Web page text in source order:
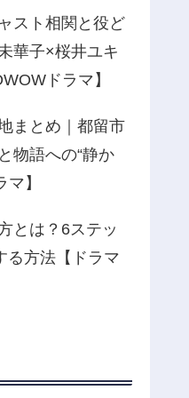
スト相関と役ど
華子×桜井ユキ
ドラマ】
まとめ｜都留市
物語への“静か
】
とは？6ステッ
る方法【ドラマ